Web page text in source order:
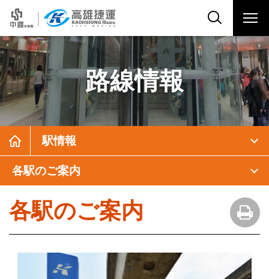
路線情報
駅情報
各駅のご案内
各駅のご案内